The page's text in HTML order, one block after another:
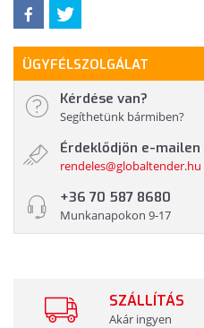
ÜGYFÉLSZOLGÁLAT
Kérdése van?
Segíthetünk bármiben?
Érdeklődjön e-mailen
rendeles@globaltender.hu
+36 70 587 8680
Munkanapokon 9-17
SZÁLLÍTÁS
Akár ingyen